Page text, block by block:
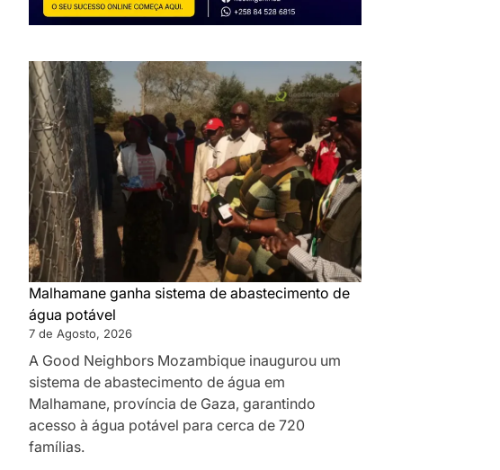
Malhamane ganha sistema de abastecimento de
água potável
7 de Agosto, 2026
A Good Neighbors Mozambique inaugurou um
sistema de abastecimento de água em
Malhamane, província de Gaza, garantindo
acesso à água potável para cerca de 720
famílias.